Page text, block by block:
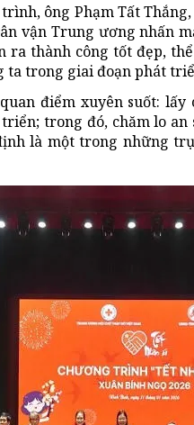
ông Phạm Tất
vận Trung ương nhấn
ra thành công tốt đẹp,
ta trong giai đoạn phát
điểm xuyên suốt:
trong đó, chăm lo
là một trong những